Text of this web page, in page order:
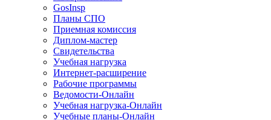
GosInsp
Планы СПО
Приемная комиссия
Диплом-мастер
Свидетельства
Учебная нагрузка
Интернет-расширение
Рабочие программы
Ведомости-Онлайн
Учебная нагрузка-Онлайн
Учебные планы-Онлайн